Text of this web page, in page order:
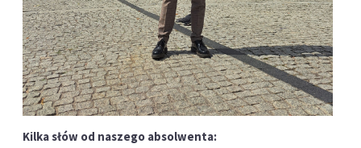
Kilka słów od naszego absolwenta: